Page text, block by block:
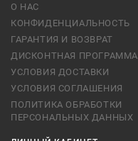
О НАС
КОНФИДЕНЦИАЛЬНОСТЬ
ГАРАНТИЯ И ВОЗВРАТ
ДИСКОНТНАЯ ПРОГРАММА
УСЛОВИЯ ДОСТАВКИ
УСЛОВИЯ СОГЛАШЕНИЯ
ПОЛИТИКА ОБРАБОТКИ
ПЕРСОНАЛЬНЫХ ДАННЫХ